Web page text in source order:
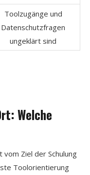
Toolzugänge und
Datenschutzfragen
ungeklärt sind
Welche
Ziel der Schulung
Toolorientierung